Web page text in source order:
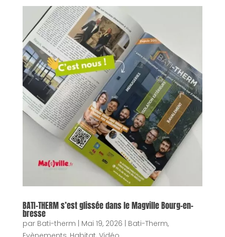
BATI-THERM s’est glissée dans le Magville Bourg-en-
bresse
par Bati-therm | Mai 19, 2026 | Bati-Therm,